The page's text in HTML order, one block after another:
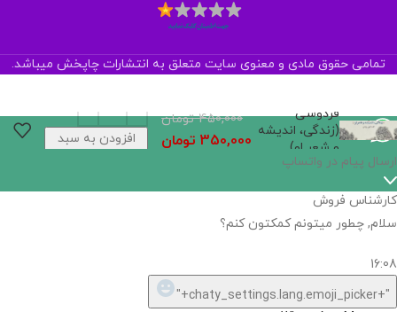
تمامی حقوق مادی و معنوی سایت متعلق به انتشارات چاپخش میباشد.
فردوسی
(زندگی، اندیشه
و شعر او)
450,000 تومان
350,000 تومان
افزودن به سبد
اگر
نیست,
شاید
بتونیم